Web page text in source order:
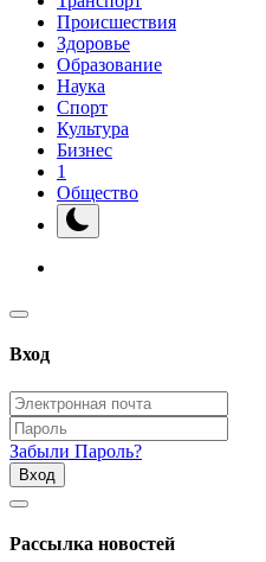
Происшествия
Здоровье
Образование
Наука
Спорт
Культура
Бизнес
1
Общество
Вход
Забыли Пароль?
Вход
Рассылка новостей